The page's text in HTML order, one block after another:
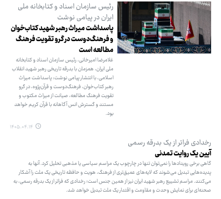
رئیس سازمان اسناد و کتابخانه ملی
ایران در پیامی نوشت
پاسداشت میراث رهبر شهید کتاب‌خوان
و فرهنگ‌دوست در گرو تقویت فرهنگ
مطالعه است
غلامرضا امیرخانی، رئیس سازمان اسناد و کتابخانه
ملی ایران، همزمان با بدرقه تاریخی رهبر شهید انقلاب
اسلامی، با انتشار پیامی نوشت: پاسداشت میراث
رهبر کتاب‌خوان، فرهنگ‌دوست و قرآن‌پژوه، در گرو
تقویت فرهنگ مطالعه، صیانت از میراث مکتوب و
مستند و گسترش انس آگاهانه با قرآن کریم خواهد
بود.
۱۴۰۵.۰۴.۱۴
رخدادی فراتر از یک بدرقه رسمی
آیین یک روایت تمدنی
گاهی برخی رویدادها را نمی‌توان تنها در چارچوب یک مراسم سیاسی یا مذهبی تحلیل کرد. آنها به
پدیده‌هایی تبدیل می‌شوند که لایه‌های عمیق‌تری از فرهنگ، هویت و حافظه تاریخی یک ملت را آشکار
می‌کنند. مراسم تشییع رهبر شهید ایران نیز از همین جنس است؛ رخدادی که فراتر از یک بدرقه رسمی، به
صحنه‌ای برای نمایش وحدت و مقاومت و اقتدار یک ملت تبدیل خواهد شد.